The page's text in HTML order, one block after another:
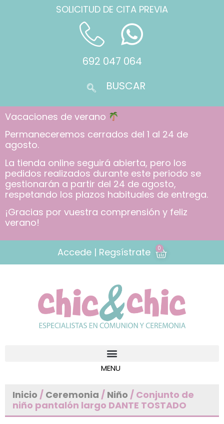
SOLICITUD DE CITA PREVIA
692 047 064
Vacaciones de verano
Permaneceremos cerrados del 1 al 24 de
agosto.
La tienda online seguirá abierta, pero los
pedidos realizados durante este periodo se
gestionarán a partir del 24 de agosto,
respetando los plazos habituales de entrega.
¡Gracias por vuestra comprensión y feliz
verano!
Accede | Regsístrate 0
Inicio / Ceremonia / Niño / Conjunto de
niño pantalón largo DANTE TOSTADO